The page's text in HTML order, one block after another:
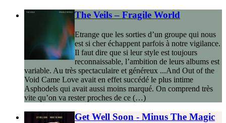
The Veils – Fragile World
Etrange que les sorties d’un groupe qui nous
est si cher échappent parfois à notre vigilance.
Il faut dire que si leur style est toujours
reconnaissable, l’ambition de leurs albums est
variable. Au très spectaculaire et généreux ...And Out of the
Void Came Love avait en effet succédé le plus intime
Asphodels qui avait aussi moins marqué. On comprend très
vite qu’on va rester proches de ce (…)
Get Well Soon - Minus The Magic